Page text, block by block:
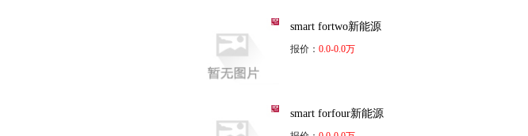
smart fortwo新能源
报价： 0.0-0.0万
smart forfour新能源